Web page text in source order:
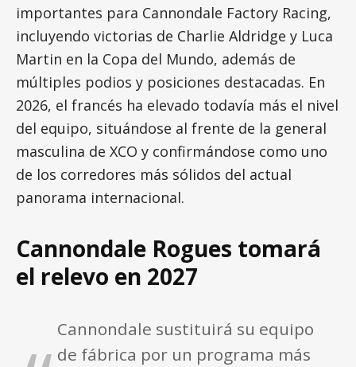
importantes para Cannondale Factory Racing,
incluyendo victorias de Charlie Aldridge y Luca
Martin en la Copa del Mundo, además de
múltiples podios y posiciones destacadas. En
2026, el francés ha elevado todavía más el nivel
del equipo, situándose al frente de la general
masculina de XCO y confirmándose como uno
de los corredores más sólidos del actual
panorama internacional.
Cannondale Rogues tomará
el relevo en 2027
Cannondale sustituirá su equipo
de fábrica por un programa más